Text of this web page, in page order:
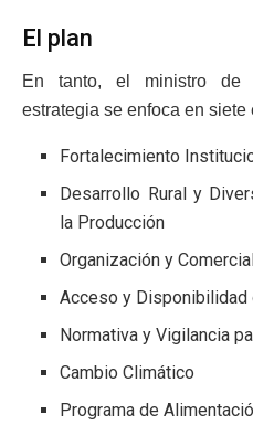
El plan
En tanto, el ministro de
estrategia se enfoca en siete
Fortalecimiento
Desarrollo Rural y
la Producción
Organización y
Acceso y Disponibilidad
Normativa y Vigilancia
Cambio Climático
Programa de